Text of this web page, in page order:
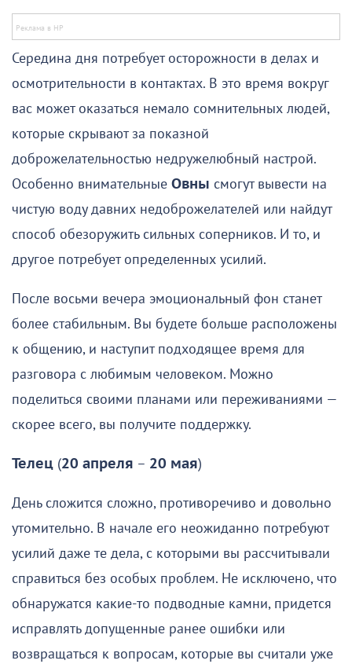
Середина дня потребует осторожности в делах и
осмотрительности в контактах. В это время вокруг
вас может оказаться немало сомнительных людей,
которые скрывают за показной
доброжелательностью недружелюбный настрой.
Особенно внимательные Овны смогут вывести на
чистую воду давних недоброжелателей или найдут
способ обезоружить сильных соперников. И то, и
другое потребует определенных усилий.
После восьми вечера эмоциональный фон станет
более стабильным. Вы будете больше расположены
к общению, и наступит подходящее время для
разговора с любимым человеком. Можно
поделиться своими планами или переживаниями —
скорее всего, вы получите поддержку.
Телец (20 апреля – 20 мая)
День сложится сложно, противоречиво и довольно
утомительно. В начале его неожиданно потребуют
усилий даже те дела, с которыми вы рассчитывали
справиться без особых проблем. Не исключено, что
обнаружатся какие-то подводные камни, придется
исправлять допущенные ранее ошибки или
возвращаться к вопросам, которые вы считали уже